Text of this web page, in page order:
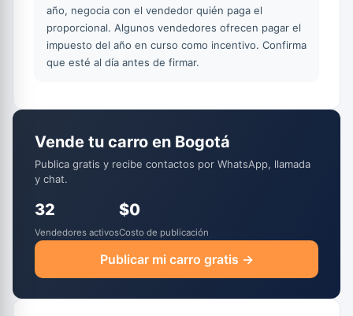
año, negocia con el vendedor quién paga el
proporcional. Algunos vendedores ofrecen pagar el
impuesto del año en curso como incentivo. Confirma
que esté al día antes de firmar.
Vende tu carro en Bogotá
Publica gratis y recibe contactos por WhatsApp, llamada
y chat.
32
Vendedores activos
$0
Costo de publicación
Publicar mi carro gratis →